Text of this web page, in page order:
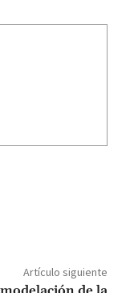
Artículo siguiente